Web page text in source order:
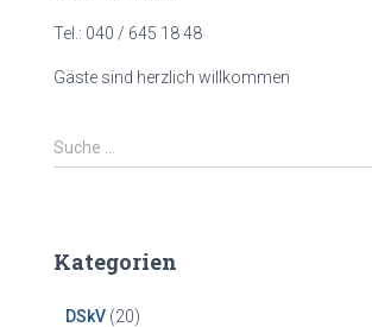
Tel.: 040 / 645 18 48
Gäste sind herzlich willkommen
S
u
n
Suche …
Kategorien
DSkV (20)